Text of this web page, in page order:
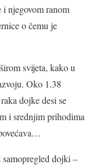
njegovom ranom
o čemu je
svijeta, kako u
Oko 1.38
dojke desi se
i srednjim prihodima
dojki –